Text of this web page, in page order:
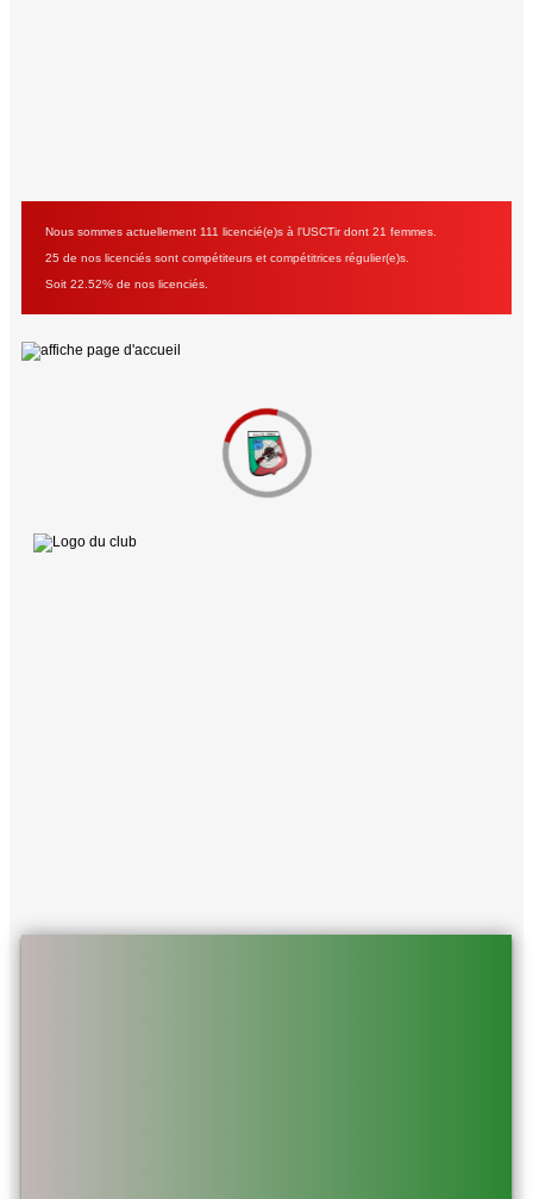
Nous sommes actuellement 111 licencié(e)s à l'USCTir dont 21 femmes.
25 de nos licenciés sont compétiteurs et compétitrices régulier(e)s.
Soit 22.52% de nos licenciés.